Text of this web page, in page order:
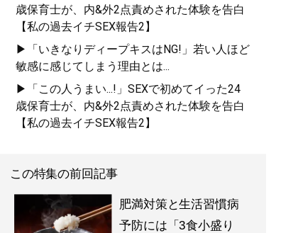
歳保育士が、内&外2点責めされた体験を告白
【私の過去イチSEX報告2】
▶「いきなりディープキスはNG!」若い人ほど
敏感に感じてしまう理由とは...
▶「この人うまい...!」SEXで初めてイった24
歳保育士が、内&外2点責めされた体験を告白
【私の過去イチSEX報告2】
この特集の前回記事
肥満対策と生活習慣病
予防には「3食小盛り